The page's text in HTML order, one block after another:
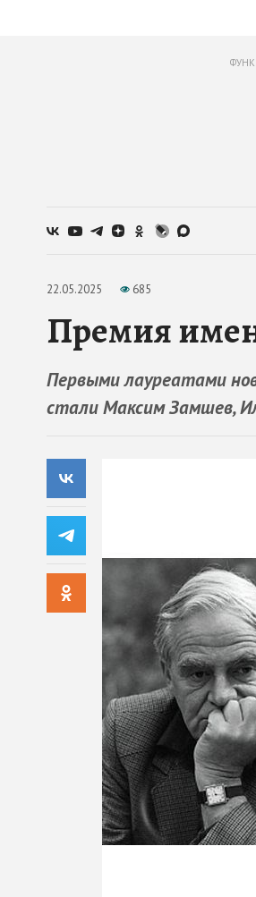
22.05.2025 685
Премия
Первыми лауреатами
стали Максим Замшев,